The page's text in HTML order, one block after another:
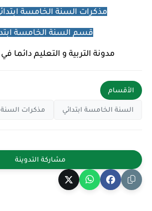
مذكرات السنة الخامسة ابتدائي
قسم السنة الخامسة
مدونة التربية و التعليم دائما
الأقسام
السنة الخامسة ابتدائي مذكرات السنة